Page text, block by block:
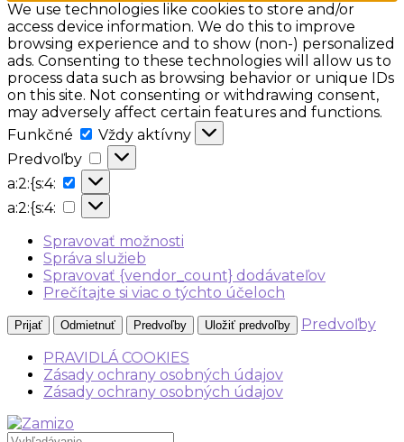
We use technologies like cookies to store and/or
access device information. We do this to improve
browsing experience and to show (non-) personalized
ads. Consenting to these technologies will allow us to
process data such as browsing behavior or unique IDs
on this site. Not consenting or withdrawing consent,
may adversely affect certain features and functions.
Funkčné
Funkčné
Vždy aktívny
Predvoľby
Predvoľby
a:2:{s:4:
a:2:
{s:4:
a:2:{s:4:
a:2:
{s:4:
Spravovať možnosti
Správa služieb
Spravovať {vendor_count} dodávateľov
Prečítajte si viac o týchto účeloch
Prijať Odmietnuť Predvoľby Uložiť predvoľby
Predvoľby
PRAVIDLÁ COOKIES
Zásady ochrany osobných údajov
Zásady ochrany osobných údajov